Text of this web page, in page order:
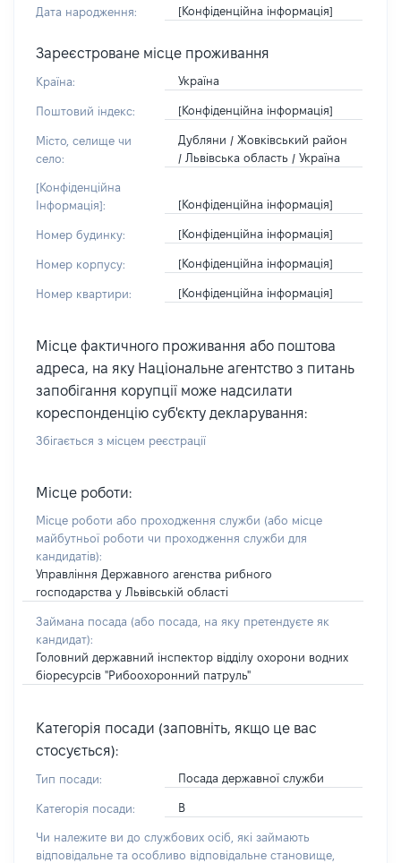
Дата народження: [Конфіденційна інформація]
Зареєстроване місце проживання
Країна: Україна
Поштовий індекс: [Конфіденційна інформація]
Місто, селище чи
село:
Дубляни / Жовківський район
/ Львівська область / Україна
[Конфіденційна
Інформація]:
[Конфіденційна інформація]
Номер будинку: [Конфіденційна інформація]
Номер корпусу: [Конфіденційна інформація]
Номер квартири: [Конфіденційна інформація]
Місце фактичного проживання або поштова
адреса, на яку Національне агентство з питань
запобігання корупції може надсилати
кореспонденцію суб'єкту декларування:
Збігається з місцем реєстрації
Місце роботи:
Місце роботи або проходження служби (або місце
майбутньої роботи чи проходження служби для
кандидатів):
Управління Державного агенства рибного
господарства у Львівській області
Займана посада (або посада, на яку претендуєте як
кандидат):
Головний державний інспектор відділу охорони водних
біоресурсів "Рибоохоронний патруль"
Категорія посади (заповніть, якщо це вас
стосується):
Тип посади: Посада державної служби
Категорія посади: В
Чи належите ви до службових осіб, які займають
відповідальне та особливо відповідальне становище,